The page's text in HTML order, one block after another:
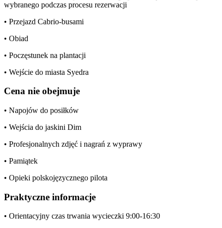
wybranego podczas procesu rezerwacji
• Przejazd Cabrio-busami
• Obiad
• Poczęstunek na plantacji
• Wejście do miasta Syedra
Cena nie obejmuje
• Napojów do posiłków
• Wejścia do jaskini Dim
• Profesjonalnych zdjęć i nagrań z wyprawy
• Pamiątek
• Opieki polskojęzycznego pilota
Praktyczne informacje
• Orientacyjny czas trwania wycieczki 9:00-16:30